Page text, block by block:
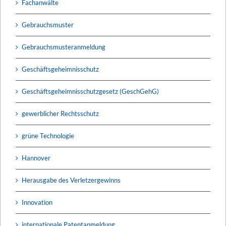
Fachanwälte
Gebrauchsmuster
Gebrauchsmusteranmeldung
Geschäftsgeheimnisschutz
Geschäftsgeheimnisschutzgesetz (GeschGehG)
gewerblicher Rechtsschutz
grüne Technologie
Hannover
Herausgabe des Verletzergewinns
Innovation
internationale Patentanmeldung